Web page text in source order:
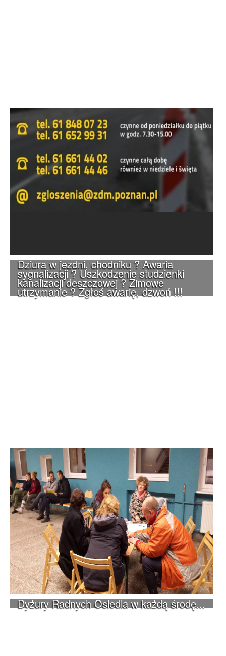
Dziura w jezdni, chodniku ? Awaria
sygnalizacji ? Uszkodzenie studzienki
kanalizacji deszczowej ? Zimowe
utrzymanie ? Zgłoś awarię, dzwoń !!!
Dyżury Radnych Osiedla w każdą środę...